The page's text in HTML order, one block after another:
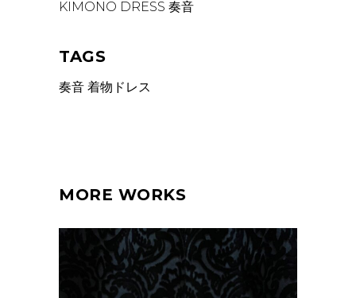
KIMONO DRESS 奏音
TAGS
奏音 着物ドレス
MORE WORKS